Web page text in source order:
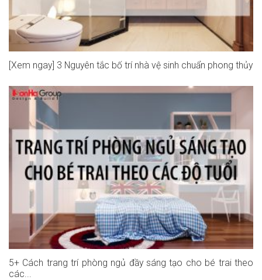
[Xem ngay] 3 Nguyên tắc bố trí nhà vệ sinh chuẩn phong thủy
5+ Cách trang trí phòng ngủ đầy sáng tạo cho bé trai theo
các...